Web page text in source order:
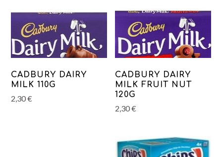
CADBURY DAIRY
MILK 110G
2,30€
CADBURY DAIRY
MILK FRUIT NUT
120G
2,30€